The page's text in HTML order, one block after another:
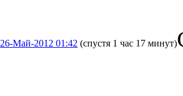
26-Май-2012 01:42 (спустя 1 час 17 минут)